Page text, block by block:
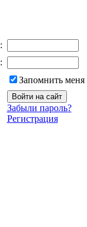
Запомнить
Забыли пароль?
Регистрация